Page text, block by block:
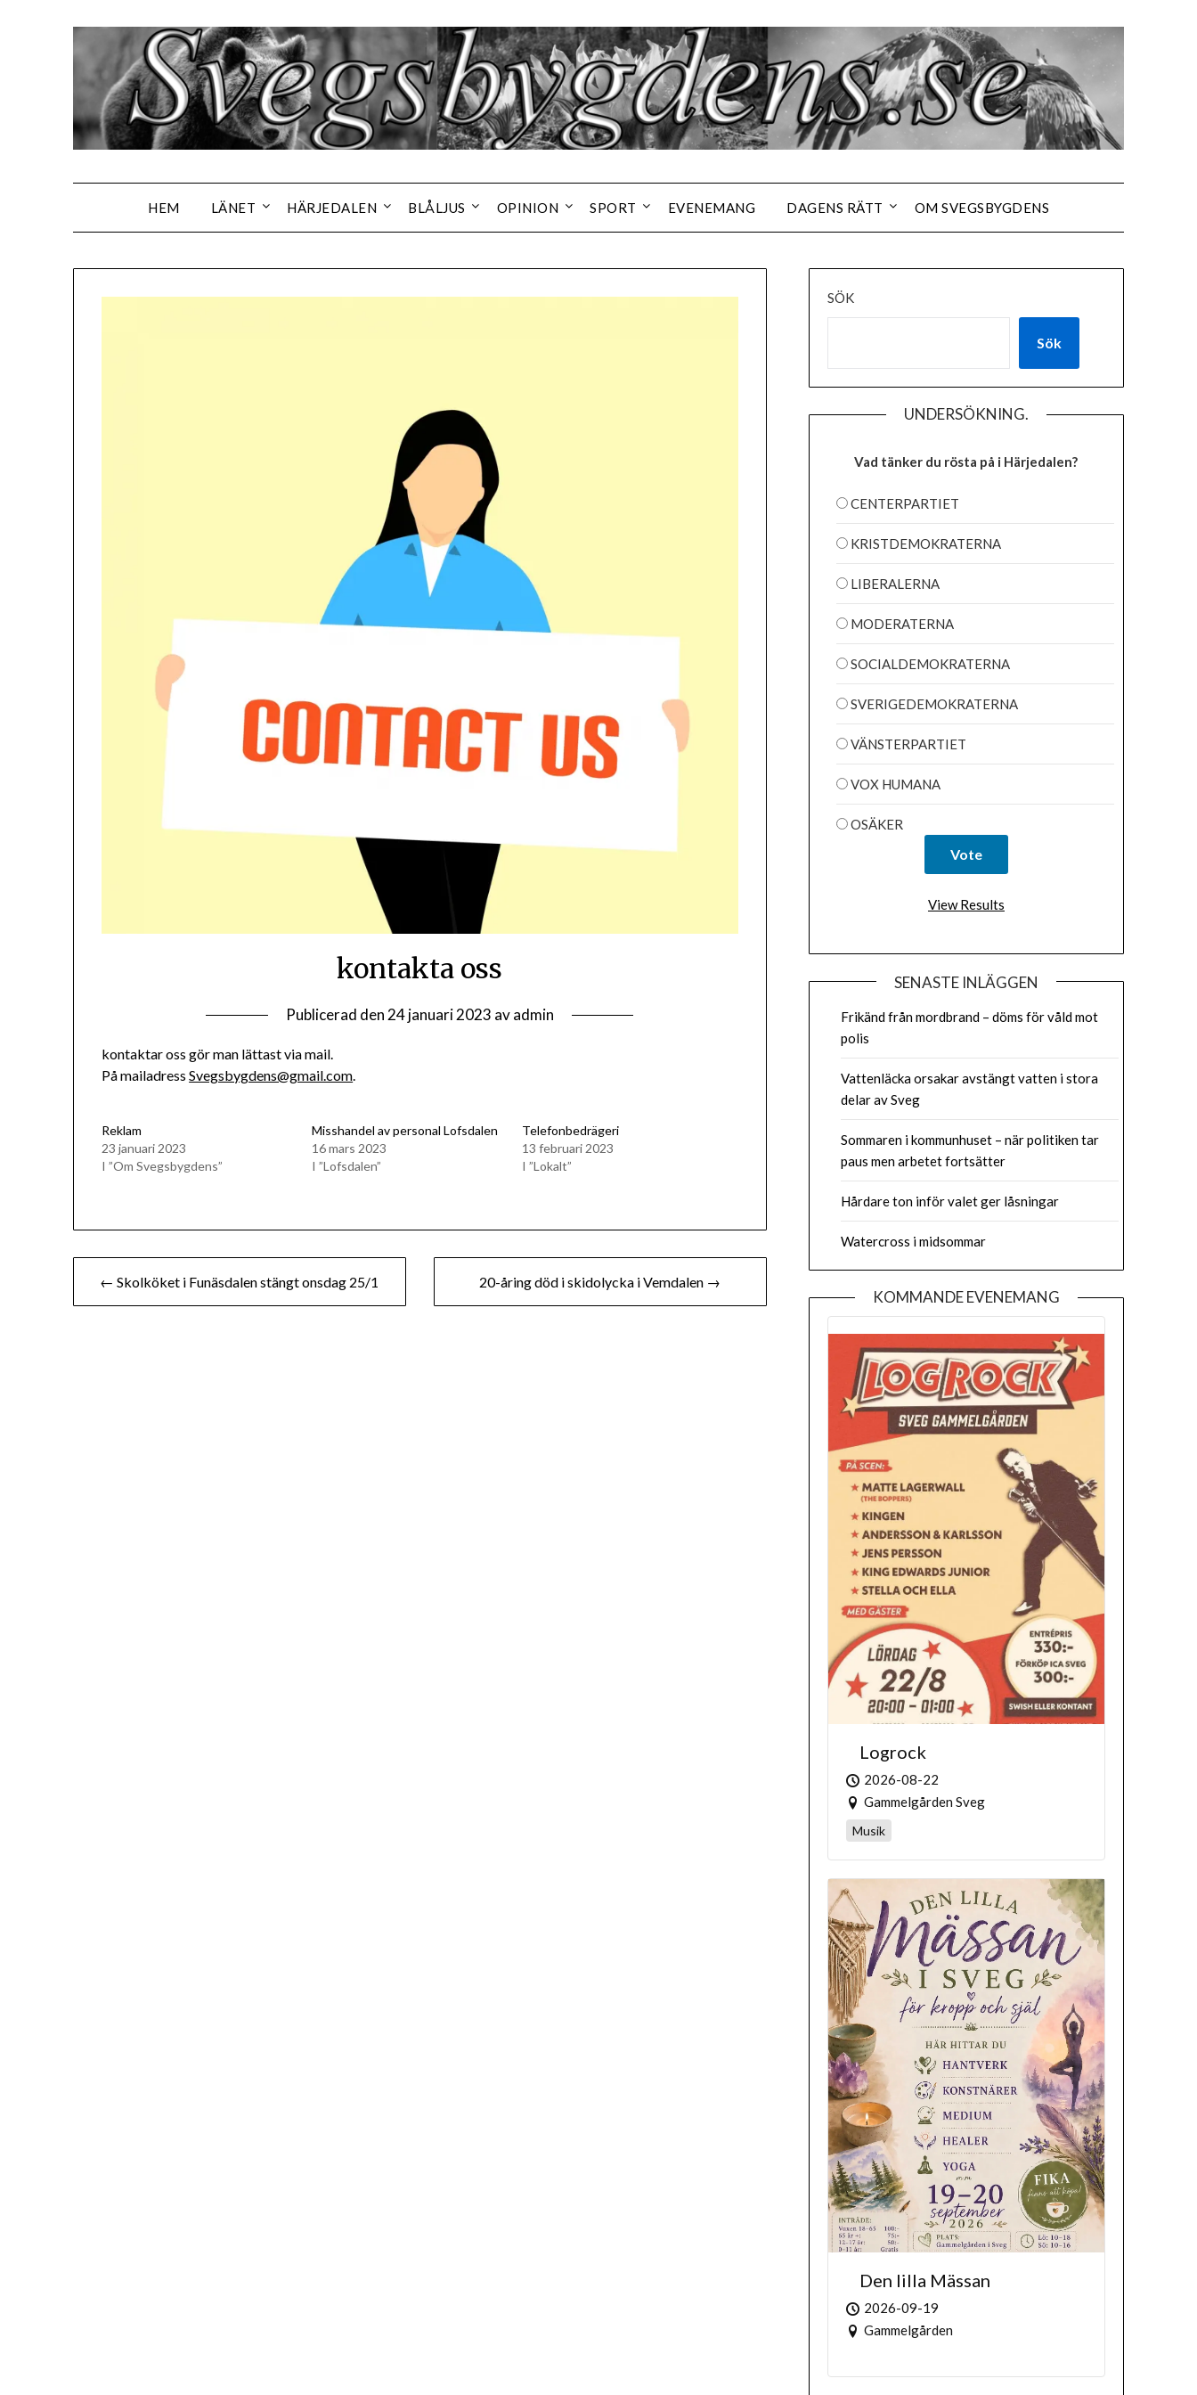
HEM LÄNET HÄRJEDALEN BLÅLJUS OPINION SPORT EVENEMANG DAGENS RÄTT OM SVEGSBYGDENS
kontakta oss
Publicerad den 24 januari 2023 avadmin
kontaktar oss gör man lättast via mail.
På mailadressSvegsbygdens@gmail.com.
Reklam
23 januari 2023
I ”Om Svegsbygdens”
Misshandel av personal Lofsdalen
16 mars 2023
I ”Lofsdalen”
Telefonbedrägeri
13 februari 2023
I ”Lokalt”
Inläggsnavigering
← Skolköket i Funäsdalen stängt onsdag 25/1 20-åring död i skidolycka i Vemdalen →
SÖK
Sök
UNDERSÖKNING.
Vad tänker du rösta på i Härjedalen?
CENTERPARTIET
KRISTDEMOKRATERNA
LIBERALERNA
MODERATERNA
SOCIALDEMOKRATERNA
SVERIGEDEMOKRATERNA
VÄNSTERPARTIET
VOX HUMANA
OSÄKER
View Results
SENASTE INLÄGGEN
Frikänd från mordbrand – döms för våld mot
polis
Vattenläcka orsakar avstängt vatten i stora
delar av Sveg
Sommaren i kommunhuset – när politiken tar
paus men arbetet fortsätter
Hårdare ton inför valet ger låsningar
Watercross i midsommar
KOMMANDE EVENEMANG
Logrock
2026-08-22
Gammelgården Sveg
Musik
Den lilla Mässan
2026-09-19
Gammelgården